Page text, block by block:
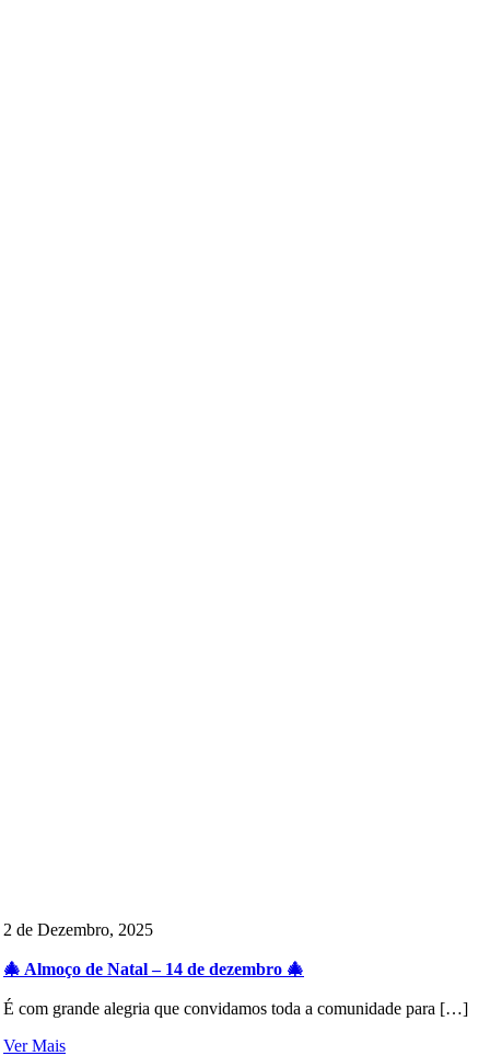
2 de Dezembro, 2025
🎄 Almoço de Natal – 14 de dezembro 🎄
É com grande alegria que convidamos toda a comunidade para […]
Ver Mais